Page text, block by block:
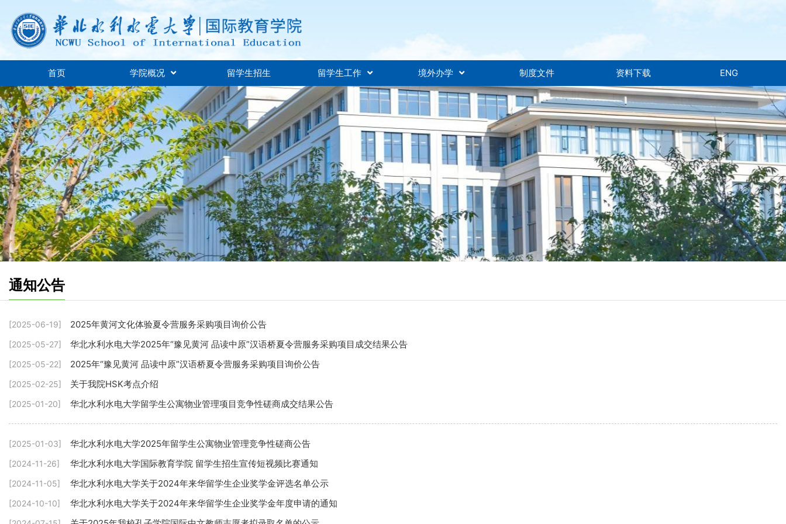
首页 学院概况 留学生招生 留学生工作 境外办学 制度文件 资料下载 ENG
通知公告
[2025-06-19] 2025年黄河文化体验夏令营服务采购项目询价公告
[2025-05-27] 华北水利水电大学2025年“豫见黄河 品读中原”汉语桥夏令营服务采购项目成交结果公告
[2025-05-22] 2025年“豫见黄河 品读中原”汉语桥夏令营服务采购项目询价公告
[2025-02-25] 关于我院HSK考点介绍
[2025-01-20] 华北水利水电大学留学生公寓物业管理项目竞争性磋商成交结果公告
[2025-01-03] 华北水利水电大学2025年留学生公寓物业管理竞争性磋商公告
[2024-11-26] 华北水利水电大学国际教育学院 留学生招生宣传短视频比赛通知
[2024-11-05] 华北水利水电大学关于2024年来华留学生企业奖学金评选名单公示
[2024-10-10] 华北水利水电大学关于2024年来华留学生企业奖学金年度申请的通知